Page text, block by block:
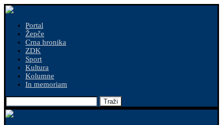
Portal
Žepče
Crna hronika
ZDK
Sport
Kultura
Kolumne
In memoriam
Traži